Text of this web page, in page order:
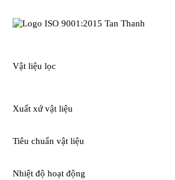
Vật liệu lọc
Xuất xứ vật liệu
Tiêu chuẩn vật liệu
Nhiệt độ hoạt động